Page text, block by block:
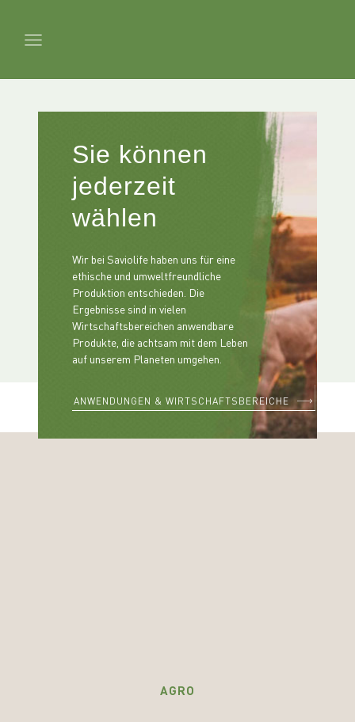
Sie können
jederzeit
wählen
Wir bei Saviolife haben uns für eine
ethische und umweltfreundliche
Produktion entschieden. Die
Ergebnisse sind in vielen
Wirtschaftsbereichen anwendbare
Produkte, die achtsam mit dem Leben
auf unserem Planeten umgehen.
ANWENDUNGEN & WIRTSCHAFTSBEREICHE
AGRO